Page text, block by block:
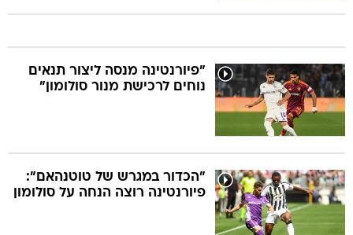
"פיורנטינה מנסה ליצור תנאים
נוחים לרכישת מנור סולומון"
"הכדור במגרש של טוטנהאם":
פיורנטינה רוצה הנחה על סולומון